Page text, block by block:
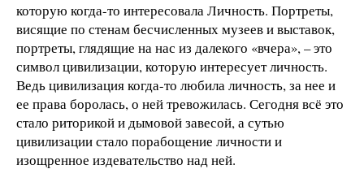
которую когда-то интересовала Личность. Портреты,
висящие по стенам бесчисленных музеев и выставок,
портреты, глядящие на нас из далекого «вчера», – это
символ цивилизации, которую интересует личность.
Ведь цивилизация когда-то любила личность, за нее и
ее права боролась, о ней тревожилась. Сегодня всё это
стало риторикой и дымовой завесой, а сутью
цивилизации стало порабощение личности и
изощренное издевательство над ней.